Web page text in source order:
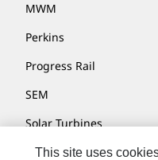
MWM
Perkins
Progress Rail
SEM
Solar Turbines
SPM Oil & Gas
This site uses